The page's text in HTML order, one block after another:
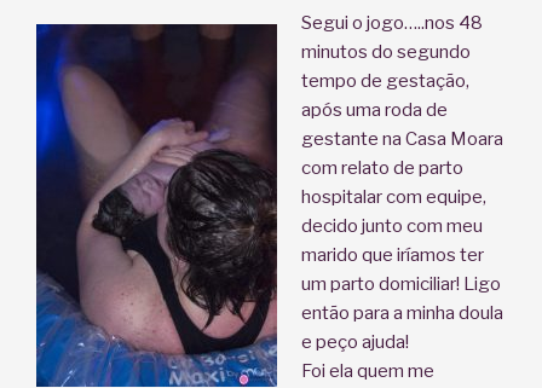
Segui o jogo…..nos 48
minutos do segundo
tempo de gestação,
após uma roda de
gestante na Casa Moara
com relato de parto
hospitalar com equipe,
decido junto com meu
marido que iríamos ter
um parto domiciliar! Ligo
então para a minha doula
e peço ajuda!
Foi ela quem me